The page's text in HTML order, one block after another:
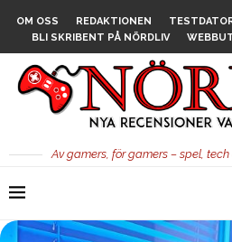
OM OSS REDAKTIONEN
BLI SKRIBENT PÅ NÖRDLIV
Av gamers, för gamers – spel,